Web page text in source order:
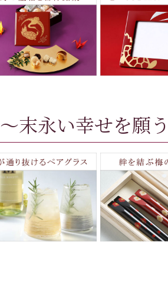
～末永い幸せを願